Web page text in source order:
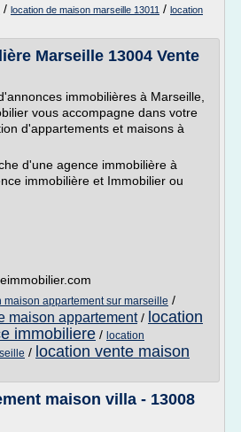
/ location de maison marseille 13011 / location
Marseille 13004 Vente
immobilières à Marseille,
vous accompagne dans votre
d'appartements et maisons à
d'une agence immobilière à
immobilière et Immobilier ou
maison appartement sur marseille /
maison appartement/ location
immobiliere / location
/ location vente maison
maison villa - 13008